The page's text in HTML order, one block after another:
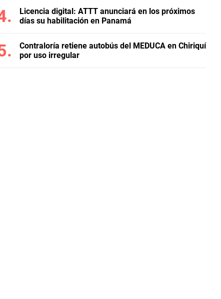
Licencia digital: ATTT anunciará en los próximos
días su habilitación en Panamá
Contraloría retiene autobús del MEDUCA en Chiriquí
por uso irregular